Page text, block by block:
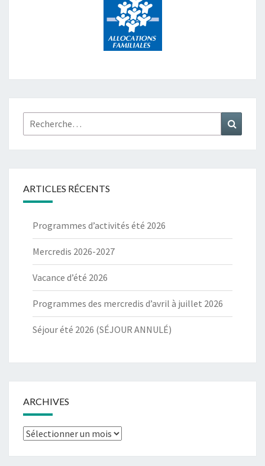
Rechercher :
ARTICLES RÉCENTS
Programmes d’activités été 2026
Mercredis 2026-2027
Vacance d’été 2026
Programmes des mercredis d’avril à juillet 2026
Séjour été 2026 (SÉJOUR ANNULÉ)
ARCHIVES
Archives